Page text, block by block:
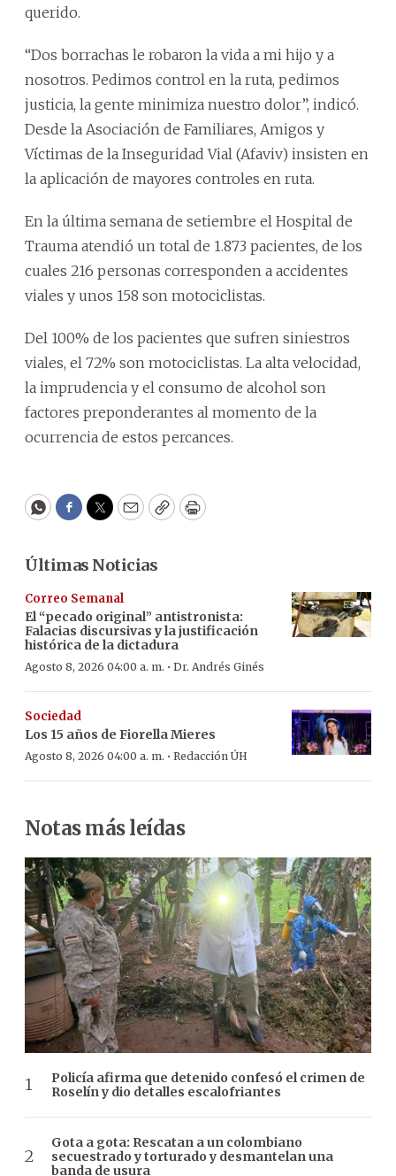
querido.
“Dos borrachas le robaron la vida a mi hijo y a
nosotros. Pedimos control en la ruta, pedimos
justicia, la gente minimiza nuestro dolor”, indicó.
Desde la Asociación de Familiares, Amigos y
Víctimas de la Inseguridad Vial (Afaviv) insisten en
la aplicación de mayores controles en ruta.
En la última semana de setiembre el Hospital de
Trauma atendió un total de 1.873 pacientes, de los
cuales 216 personas corresponden a accidentes
viales y unos 158 son motociclistas.
Del 100% de los pacientes que sufren siniestros
viales, el 72% son motociclistas. La alta velocidad,
la imprudencia y el consumo de alcohol son
factores preponderantes al momento de la
ocurrencia de estos percances.
WhatsApp
Facebook
Twitter
EmailCopyPrint
Últimas Noticias
Correo Semanal
El “pecado original” antistronista:
Falacias discursivas y la justificación
histórica de la dictadura
Agosto 8, 2026 04:00 a. m. · Dr. Andrés Ginés
Sociedad
Los 15 años de Fiorella Mieres
Agosto 8, 2026 04:00 a. m. · Redacción ÚH
Notas más leídas
Policía afirma que detenido confesó el crimen de
Roselín y dio detalles escalofriantes
Gota a gota: Rescatan a un colombiano
secuestrado y torturado y desmantelan una
banda de usura